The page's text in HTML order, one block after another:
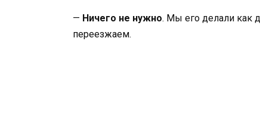
— Ничего не нужно. Мы его делали как
переезжаем.